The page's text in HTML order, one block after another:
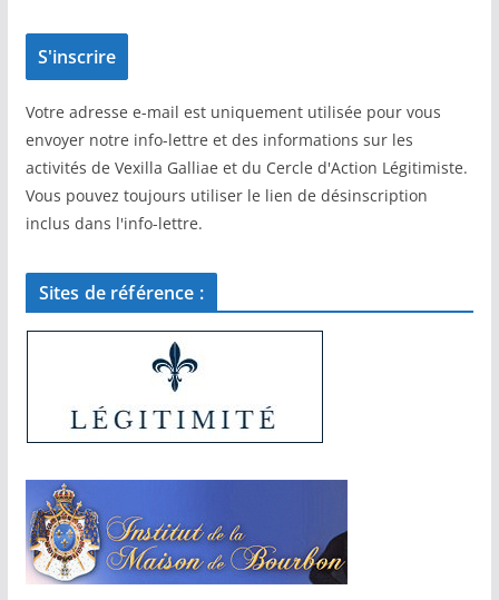
Votre adresse e-mail est uniquement utilisée pour vous
envoyer notre info-lettre et des informations sur les
activités de Vexilla Galliae et du Cercle d'Action Légitimiste.
Vous pouvez toujours utiliser le lien de désinscription
inclus dans l'info-lettre.
Sites de référence :